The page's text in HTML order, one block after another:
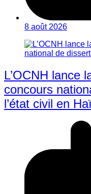
8 août 2026
L’OCNH lance
concours
l’état civil en